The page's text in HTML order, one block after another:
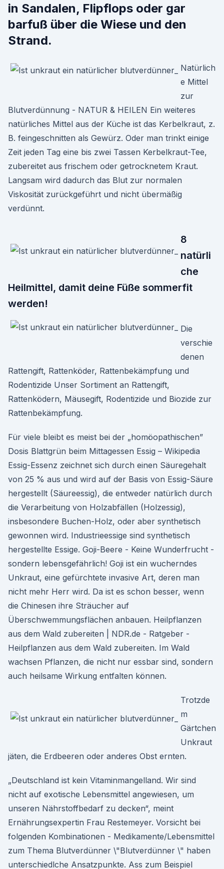
in Sandalen, Flipflops oder gar
barfuß über die Wiese und den
Strand.
Natürlich
e Mittel
zur
Blutverdünnung - NATUR & HEILEN Ein weiteres
natürliches Mittel aus der Küche ist das Kerbelkraut, z.
B. feingeschnitten als Gewürz. Oder man trinkt einige
Zeit jeden Tag eine bis zwei Tassen Kerbelkraut-Tee,
zubereitet aus frischem oder getrocknetem Kraut.
Langsam wird dadurch das Blut zur normalen
Viskosität zurückgeführt und nicht übermäßig
verdünnt.
8
natürli
che
Heilmittel, damit deine Füße sommerfit
werden!
Die
verschie
denen
Rattengift, Rattenköder, Rattenbekämpfung und
Rodentizide Unser Sortiment an Rattengift,
Rattenködern, Mäusegift, Rodentizide und Biozide zur
Rattenbekämpfung.
Für viele bleibt es meist bei der „homöopathischen”
Dosis Blattgrün beim Mittagessen Essig – Wikipedia
Essig-Essenz zeichnet sich durch einen Säuregehalt
von 25 % aus und wird auf der Basis von Essig-Säure
hergestellt (Säureessig), die entweder natürlich durch
die Verarbeitung von Holzabfällen (Holzessig),
insbesondere Buchen-Holz, oder aber synthetisch
gewonnen wird. Industrieessige sind synthetisch
hergestellte Essige. Goji-Beere - Keine Wunderfrucht -
sondern lebensgefährlich! Goji ist ein wucherndes
Unkraut, eine gefürchtete invasive Art, deren man
nicht mehr Herr wird. Da ist es schon besser, wenn
die Chinesen ihre Sträucher auf
Überschwemmungsflächen anbauen. Heilpflanzen
aus dem Wald zubereiten | NDR.de - Ratgeber -
Heilpflanzen aus dem Wald zubereiten. Im Wald
wachsen Pflanzen, die nicht nur essbar sind, sondern
auch heilsame Wirkung entfalten können.
Trotzde
m
Gärtchen
Unkraut
jäten, die Erdbeeren oder anderes Obst ernten.
„Deutschland ist kein Vitaminmangelland. Wir sind
nicht auf exotische Lebensmittel angewiesen, um
unseren Nährstoffbedarf zu decken“, meint
Ernährungsexpertin Frau Restemeyer. Vorsicht bei
folgenden Kombinationen - Medikamente/Lebensmittel
zum Thema Blutverdünner \"Blutverdünner \" haben
unterschiedlche Ansatzpunkte. Ass zum Beispiel